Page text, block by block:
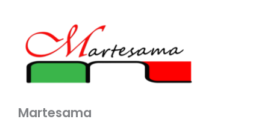
Martesama